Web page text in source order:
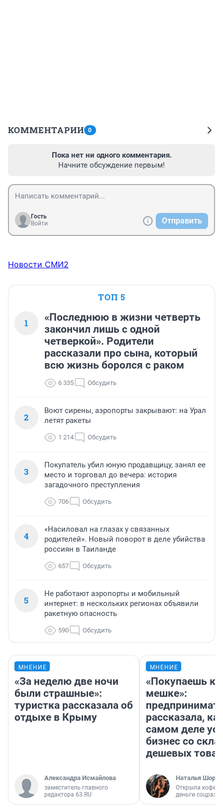
КОММЕНТАРИИ 0
Пока нет ни одного комментария.
Начните обсуждение первым!
Гость
Войти
Отправить
Новости СМИ2
ТОП 5
1
«Последнюю в жизни четверть
закончил лишь с одной
четверкой». Родители
рассказали про сына, который
всю жизнь боролся с раком
6 335 Обсудить
2
Воют сирены, аэропорты закрывают: на Урал
летят ракеты
1 214 Обсудить
3
Покупатель убил юную продавщицу, занял ее
место и торговал до вечера: история
загадочного преступления
706 Обсудить
4
«Насиловал на глазах у связанных
родителей». Новый поворот в деле убийства
россиян в Таиланде
657 Обсудить
5
Не работают аэропорты и мобильный
интернет: в нескольких регионах объявили
ракетную опасность
590 Обсудить
МНЕНИЕ
«За неделю две ночи
были страшные»:
туристка рассказала об
отдыхе в Крыму
Александра Исмайлова
заместитель главного
редактора 63.RU
МНЕНИЕ
«Покупаешь
мешке»:
рассказала,
самом деле
бизнес со
дешевых
Наталья
Открыла
деньги